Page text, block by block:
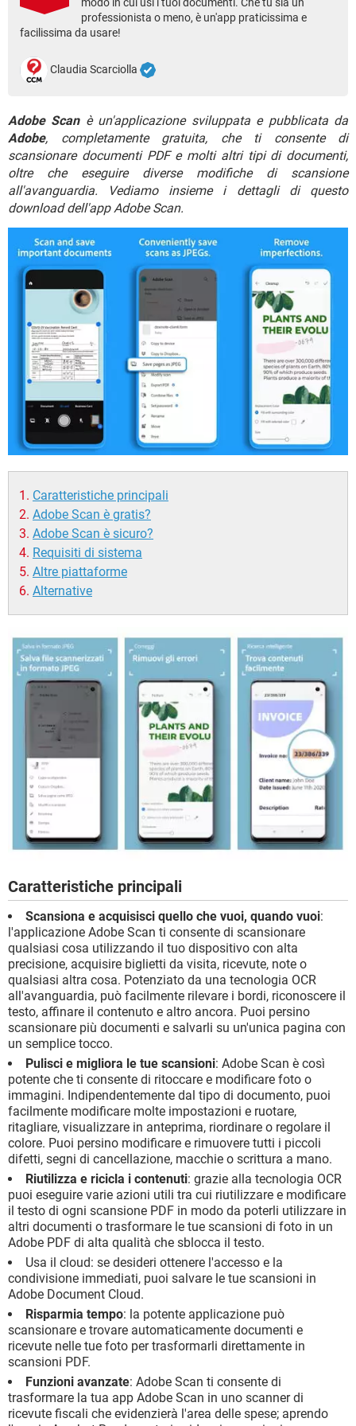
TIKTOK FACEBOOK
HARDWARE
professionista o meno, è un'app praticissima e
facilissima da usare!
Claudia Scarciolla
Adobe Scanè un'applicazione sviluppata e pubblicata da
Adobe, completamente gratuita, che ti consente di
scansionare documenti PDF e molti altri tipi di documenti,
oltre che eseguire diverse modifiche di scansione
all'avanguardia. Vediamo insieme i dettagli di questo
download dell'app Adobe Scan.
Caratteristiche principali
Adobe Scan è gratis?
Adobe Scan è sicuro?
Requisiti di sistema
Altre piattaforme
Alternative
Caratteristiche principali
Scansiona e acquisisci quello che vuoi, quando vuoi:
l'applicazione Adobe Scan ti consente di scansionare
qualsiasi cosa utilizzando il tuo dispositivo con alta
precisione, acquisire biglietti da visita, ricevute, note o
qualsiasi altra cosa. Potenziato da una tecnologia OCR
all'avanguardia, può facilmente rilevare i bordi, riconoscere il
testo, affinare il contenuto e altro ancora. Puoi persino
scansionare più documenti e salvarli su un'unica pagina con
un semplice tocco.
Pulisci e migliora le tue scansioni: Adobe Scan è così
potente che ti consente di ritoccare e modificare foto o
immagini. Indipendentemente dal tipo di documento, puoi
facilmente modificare molte impostazioni e ruotare,
ritagliare, visualizzare in anteprima, riordinare o regolare il
colore. Puoi persino modificare e rimuovere tutti i piccoli
difetti, segni di cancellazione, macchie o scrittura a mano.
Riutilizza e ricicla i contenuti: grazie alla tecnologia OCR
puoi eseguire varie azioni utili tra cui riutilizzare e modificare
il testo di ogni scansione PDF in modo da poterli utilizzare in
altri documenti o trasformare le tue scansioni di foto in un
Adobe PDF di alta qualità che sblocca il testo.
Usa il cloud: se desideri ottenere l'accesso e la
condivisione immediati, puoi salvare le tue scansioni in
Adobe Document Cloud.
Risparmia tempo: la potente applicazione può
scansionare e trovare automaticamente documenti e
ricevute nelle tue foto per trasformarli direttamente in
scansioni PDF.
Funzioni avanzate: Adobe Scan ti consente di
trasformare la tua app Adobe Scan in uno scanner di
ricevute fiscali che evidenzierà l'area delle spese; aprendo